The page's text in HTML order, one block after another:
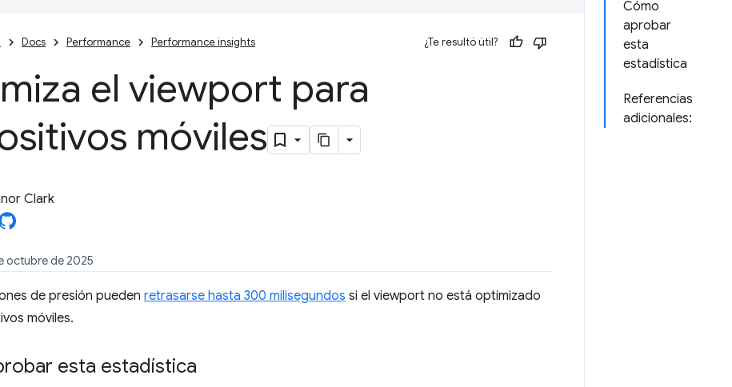
Cómo
aprobar
esta
estadística
Referencias
adicionales:
Docs Performance Performance insights ¿Te resultó útil?
el viewport para
móviles
Clark
octubre de 2025
de presión pueden retrasarse hasta 300 milisegundos si el viewport no está optimizado
móviles.
esta estadística